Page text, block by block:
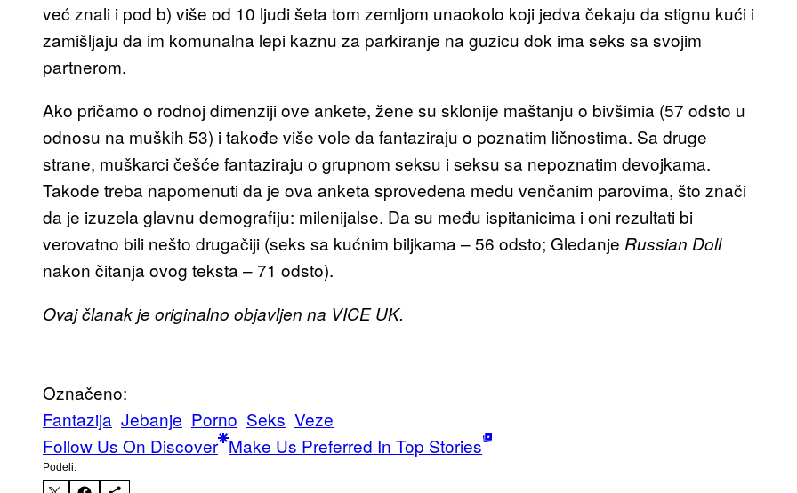
već znali i pod b) više od 10 ljudi šeta tom zemljom unaokolo koji jedva čekaju da stignu kući i
zamišljaju da im komunalna lepi kaznu za parkiranje na guzicu dok ima seks sa svojim
partnerom.
Ako pričamo o rodnoj dimenziji ove ankete, žene su sklonije maštanju o bivšimia (57 odsto u
odnosu na muških 53) i takođe više vole da fantaziraju o poznatim ličnostima. Sa druge
strane, muškarci češće fantaziraju o grupnom seksu i seksu sa nepoznatim devojkama.
Takođe treba napomenuti da je ova anketa sprovedena među venčanim parovima, što znači
da je izuzela glavnu demografiju: milenijalse. Da su među ispitanicima i oni rezultati bi
verovatno bili nešto drugačiji (seks sa kućnim biljkama – 56 odsto; Gledanje Russian Doll
nakon čitanja ovog teksta – 71 odsto).
Ovaj članak je originalno objavljen na VICE UK.
Označeno:
Fantazija Jebanje Porno Seks Veze
Follow Us On Discover Make Us Preferred In Top Stories
Podeli: